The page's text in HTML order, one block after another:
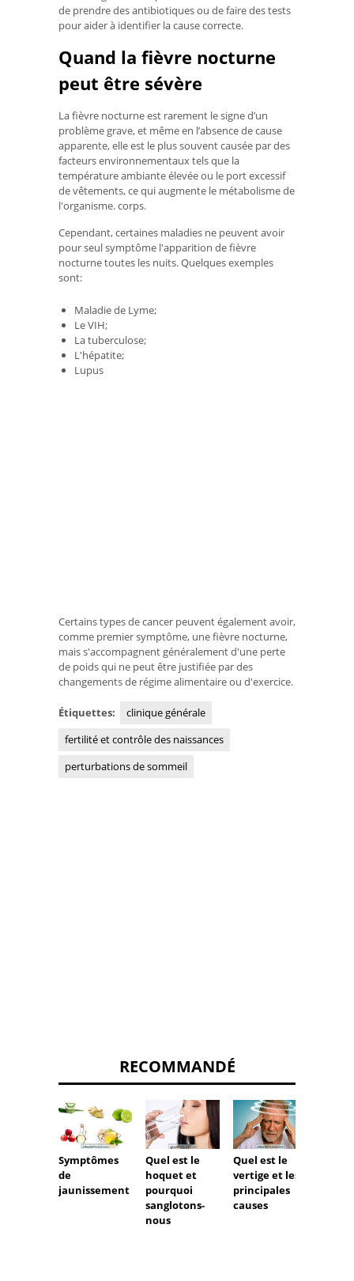
de prendre des antibiotiques ou de faire des tests
pour aider à identifier la cause correcte.
Quand la fièvre nocturne
peut être sévère
La fièvre nocturne est rarement le signe d’un
problème grave, et même en l’absence de cause
apparente, elle est le plus souvent causée par des
facteurs environnementaux tels que la
température ambiante élevée ou le port excessif
de vêtements, ce qui augmente le métabolisme de
l'organisme. corps.
Cependant, certaines maladies ne peuvent avoir
pour seul symptôme l'apparition de fièvre
nocturne toutes les nuits. Quelques exemples
sont:
Maladie de Lyme;
Le VIH;
La tuberculose;
L'hépatite;
Lupus
Certains types de cancer peuvent également avoir,
comme premier symptôme, une fièvre nocturne,
mais s'accompagnent généralement d'une perte
de poids qui ne peut être justifiée par des
changements de régime alimentaire ou d'exercice.
Étiquettes:
clinique générale
fertilité et contrôle des naissances
perturbations de sommeil
RECOMMANDÉ
Symptômes
de
jaunissement
Quel est le
hoquet et
pourquoi
sanglotons-
nous
Quel est le
vertige et les
principales
causes